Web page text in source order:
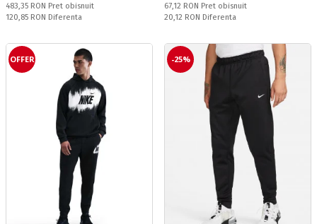
Pret obisnuit:
483,35 RON Pret obisnuit
Спестявате:
120,85 RON Diferenta
Pret obisnuit:
67,12 RON Pret obisnuit
Спестявате:
20,12 RON Diferenta
OFFER -25%